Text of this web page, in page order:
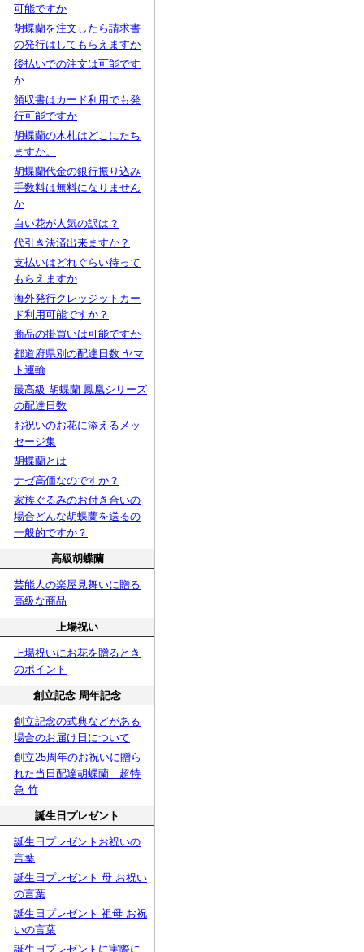
可能ですか
胡蝶蘭を注文したら請求書
の発行はしてもらえますか
後払いでの注文は可能です
か
領収書はカード利用でも発
行可能ですか
胡蝶蘭の木札はどこにたち
ますか。
胡蝶蘭代金の銀行振り込み
手数料は無料になりません
か
白い花が人気の訳は？
代引き決済出来ますか？
支払いはどれぐらい待って
もらえますか
海外発行クレッジットカー
ド利用可能ですか？
商品の掛買いは可能ですか
都道府県別の配達日数 ヤマ
ト運輸
最高級 胡蝶蘭 鳳凰シリーズ
の配達日数
お祝いのお花に添えるメッ
セージ集
胡蝶蘭とは
ナゼ高価なのですか？
家族ぐるみのお付き合いの
場合どんな胡蝶蘭を送るの
一般的ですか？
高級胡蝶蘭
芸能人の楽屋見舞いに贈る
高級な商品
上場祝い
上場祝いにお花を贈るとき
のポイント
創立記念 周年記念
創立記念の式典などがある
場合のお届け日について
創立25周年のお祝いに贈ら
れた当日配達胡蝶蘭 超特
急 竹
誕生日プレゼント
誕生日プレゼントお祝いの
言葉
誕生日プレゼント 母 お祝い
の言葉
誕生日プレゼント 祖母 お祝
いの言葉
誕生日プレゼントに実際に